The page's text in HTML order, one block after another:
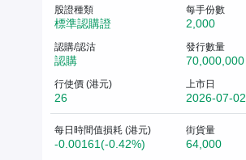
股證種類
標準認購證
每手份數
2,000
認購/認沽
認購
發行數量
70,000,000
行使價 (港元)
26
上市日
2026-07-02
每日時間值損耗 (港元)
-0.00161(-0.42%)
街貨量
64,000